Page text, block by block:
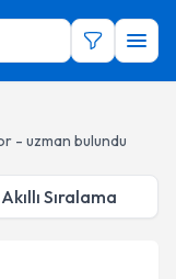
- uzman bulundu
Akıllı Sıralama